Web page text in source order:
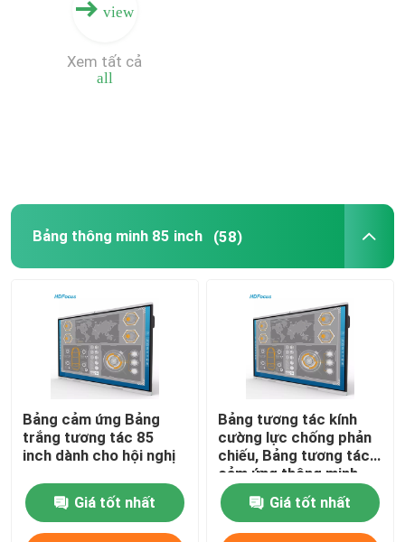
view
all
Xem tất cả
Bảng thông minh 85 inch (58)
Bảng cảm ứng Bảng
trắng tương tác 85
inch dành cho hội nghị
Giá tốt nhất
Bảng tương tác kính
cường lực chống phản
chiếu, Bảng tương tác
cảm ứng thông minh
Giá tốt nhất